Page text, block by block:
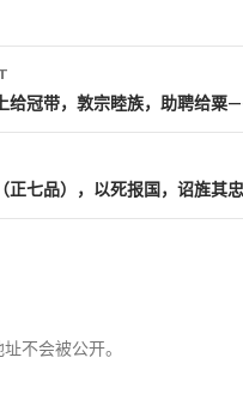
给冠带，敦宗睦族，助聘给粟
正七品），以死报国，诏旌其
不会被公开。